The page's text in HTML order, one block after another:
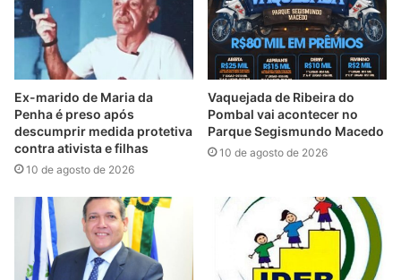
Ex-marido de Maria da
Penha é preso após
descumprir medida protetiva
contra ativista e filhas
10 de agosto de 2026
Vaquejada de Ribeira do
Pombal vai acontecer no
Parque Segismundo Macedo
10 de agosto de 2026